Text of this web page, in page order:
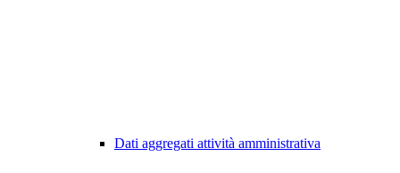
Dati aggregati attività amministrativa